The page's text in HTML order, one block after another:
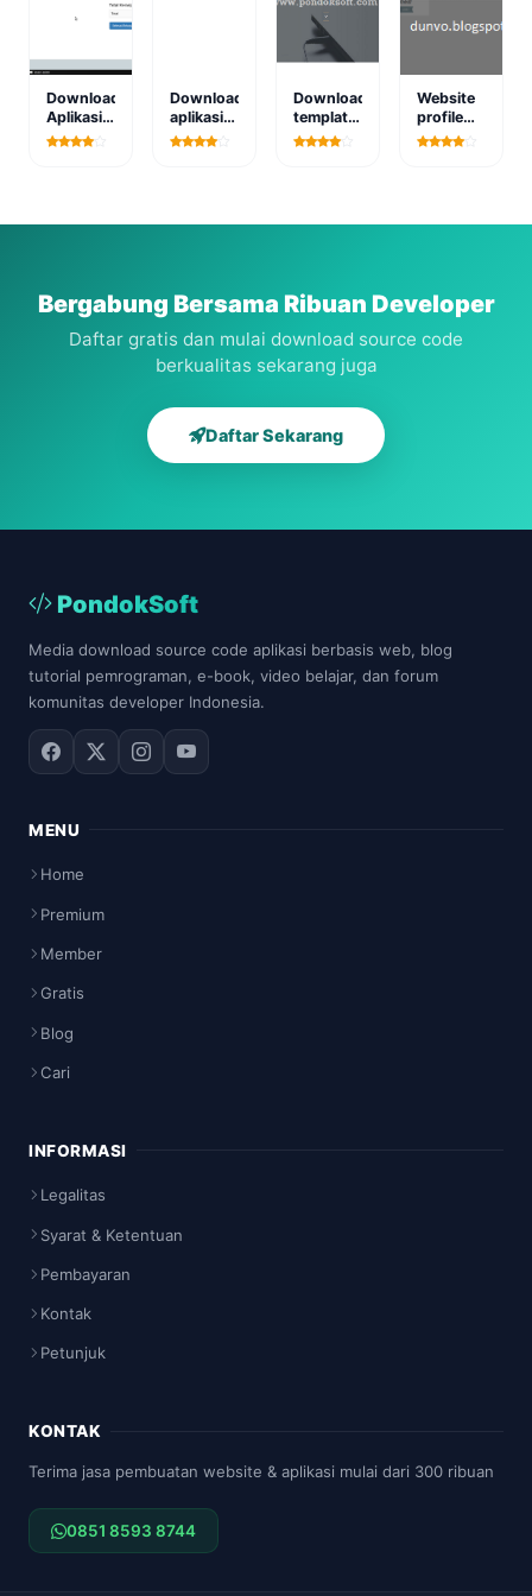
Download
Aplikasi
Pemesanan
Download
aplikasi
manajemen
Download
template
bootstrapp
Website
profile
perusahaan
Bergabung Bersama Ribuan Developer
Daftar gratis dan mulai download source code
berkualitas sekarang juga
Daftar Sekarang
PondokSoft
Media download source code aplikasi berbasis web, blog
tutorial pemrograman, e-book, video belajar, dan forum
komunitas developer Indonesia.
MENU
Home
Premium
Member
Gratis
Blog
Cari
INFORMASI
Legalitas
Syarat & Ketentuan
Pembayaran
Kontak
Petunjuk
KONTAK
Terima jasa pembuatan website & aplikasi mulai dari 300 ribuan
0851 8593 8744